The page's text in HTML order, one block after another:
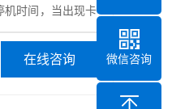
机时间，当出现卡
品有CE和ROHS
在线咨询 微信咨询